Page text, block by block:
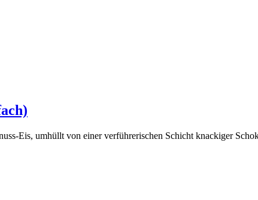
Eis, umhüllt von einer verführerischen Schicht knackiger